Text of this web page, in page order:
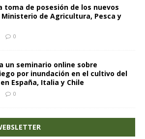
toma de posesión de los nuevos
de Agricultura, Pesca y
0
un seminario online sobre
por inundación en el cultivo del
España, Italia y Chile
0